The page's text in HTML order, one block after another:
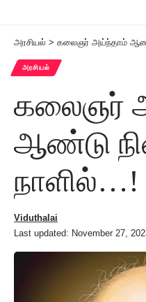
அரசியல் > கலைஞர் அய்ந்தாம்
அரசியல்
கலைஞர்
ஆண்டு
நாளில்…!
Last updated: November 27,
Viduthalai